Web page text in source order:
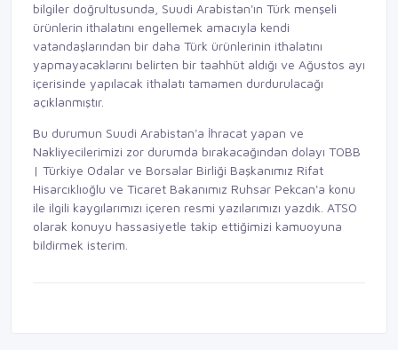
bilgiler doğrultusunda, Suudi Arabistan'ın Türk menşeli
ürünlerin ithalatını engellemek amacıyla kendi
vatandaşlarından bir daha Türk ürünlerinin ithalatını
yapmayacaklarını belirten bir taahhüt aldığı ve Ağustos ayı
içerisinde yapılacak ithalatı tamamen durdurulacağı
açıklanmıştır.
Bu durumun Suudi Arabistan'a İhracat yapan ve
Nakliyecilerimizi zor durumda bırakacağından dolayı TOBB
| Türkiye Odalar ve Borsalar Birliği Başkanımız Rifat
Hisarcıklıoğlu ve Ticaret Bakanımız Ruhsar Pekcan'a konu
ile ilgili kaygılarımızı içeren resmi yazılarımızı yazdık. ATSO
olarak konuyu hassasiyetle takip ettiğimizi kamuoyuna
bildirmek isterim.